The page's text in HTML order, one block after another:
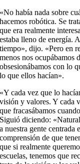
«No había nada sobre
hacemos robótica. Se
que era realmente
estaba lleno de energía.
tiempo», dijo. «Pero en
menos nos ocupábamos
obsesionábamos con lo
lo que ellos hacían».
«Y cada vez que lo
visión y valores. Y cada
que fracasábamos
Siguió diciendo:
a nuestra gente centrada
comprensión de que
que si realmente
escuelas, tenemos que